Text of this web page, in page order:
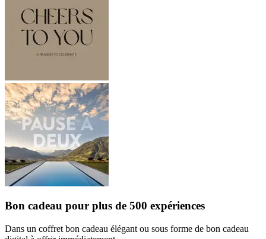
Bon cadeau pour plus de 500 expériences
Dans un coffret bon cadeau élégant ou sous forme de bon cadeau